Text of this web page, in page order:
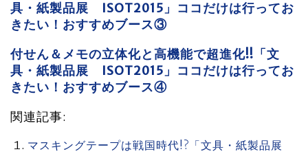
具・紙製品展 ISOT2015」ココだけは行ってお
きたい！おすすめブース③
付せん＆メモの立体化と高機能で超進化!!「文
具・紙製品展 ISOT2015」ココだけは行ってお
きたい！おすすめブース④
関連記事:
マスキングテープは戦国時代!?「文具・紙製品展